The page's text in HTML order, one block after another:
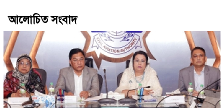
আলোচিত সংবাদ